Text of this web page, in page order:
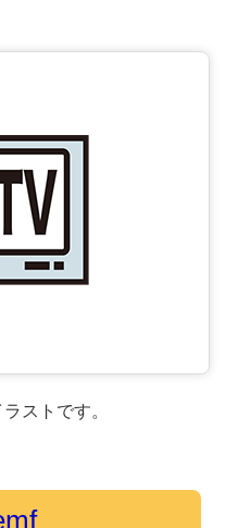
ストです。